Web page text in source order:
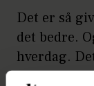
Det er så
det bedre.
hverdag.
over.